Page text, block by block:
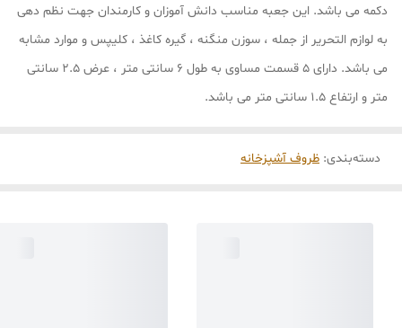
دکمه می باشد. این جعبه مناسب دانش آموزان و کارمندان جهت نظم دهی
به لوازم التحریر از جمله ، سوزن منگنه ، گیره کاغذ ، کلیپس و موارد مشابه
می باشد. دارای 5 قسمت مساوی به طول 6 سانتی متر ، عرض 2.5 سانتی
متر و ارتفاع 1.5 سانتی متر می باشد.
دسته‌بندی: ظروف آشپزخانه